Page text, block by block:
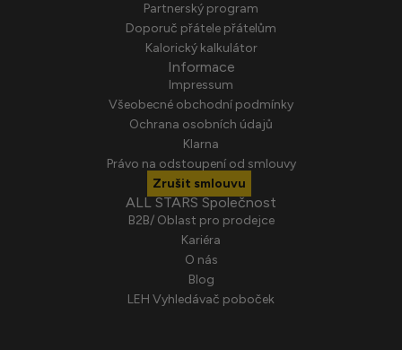
Partnerský program
Doporuč přátele přátelům
Kalorický kalkulátor
Informace
Impressum
Všeobecné obchodní podmínky
Ochrana osobních údajů
Klarna
Právo na odstoupení od smlouvy
Zrušit smlouvu
ALL STARS Společnost
B2B/ Oblast pro prodejce
Kariéra
O nás
Blog
LEH Vyhledávač poboček